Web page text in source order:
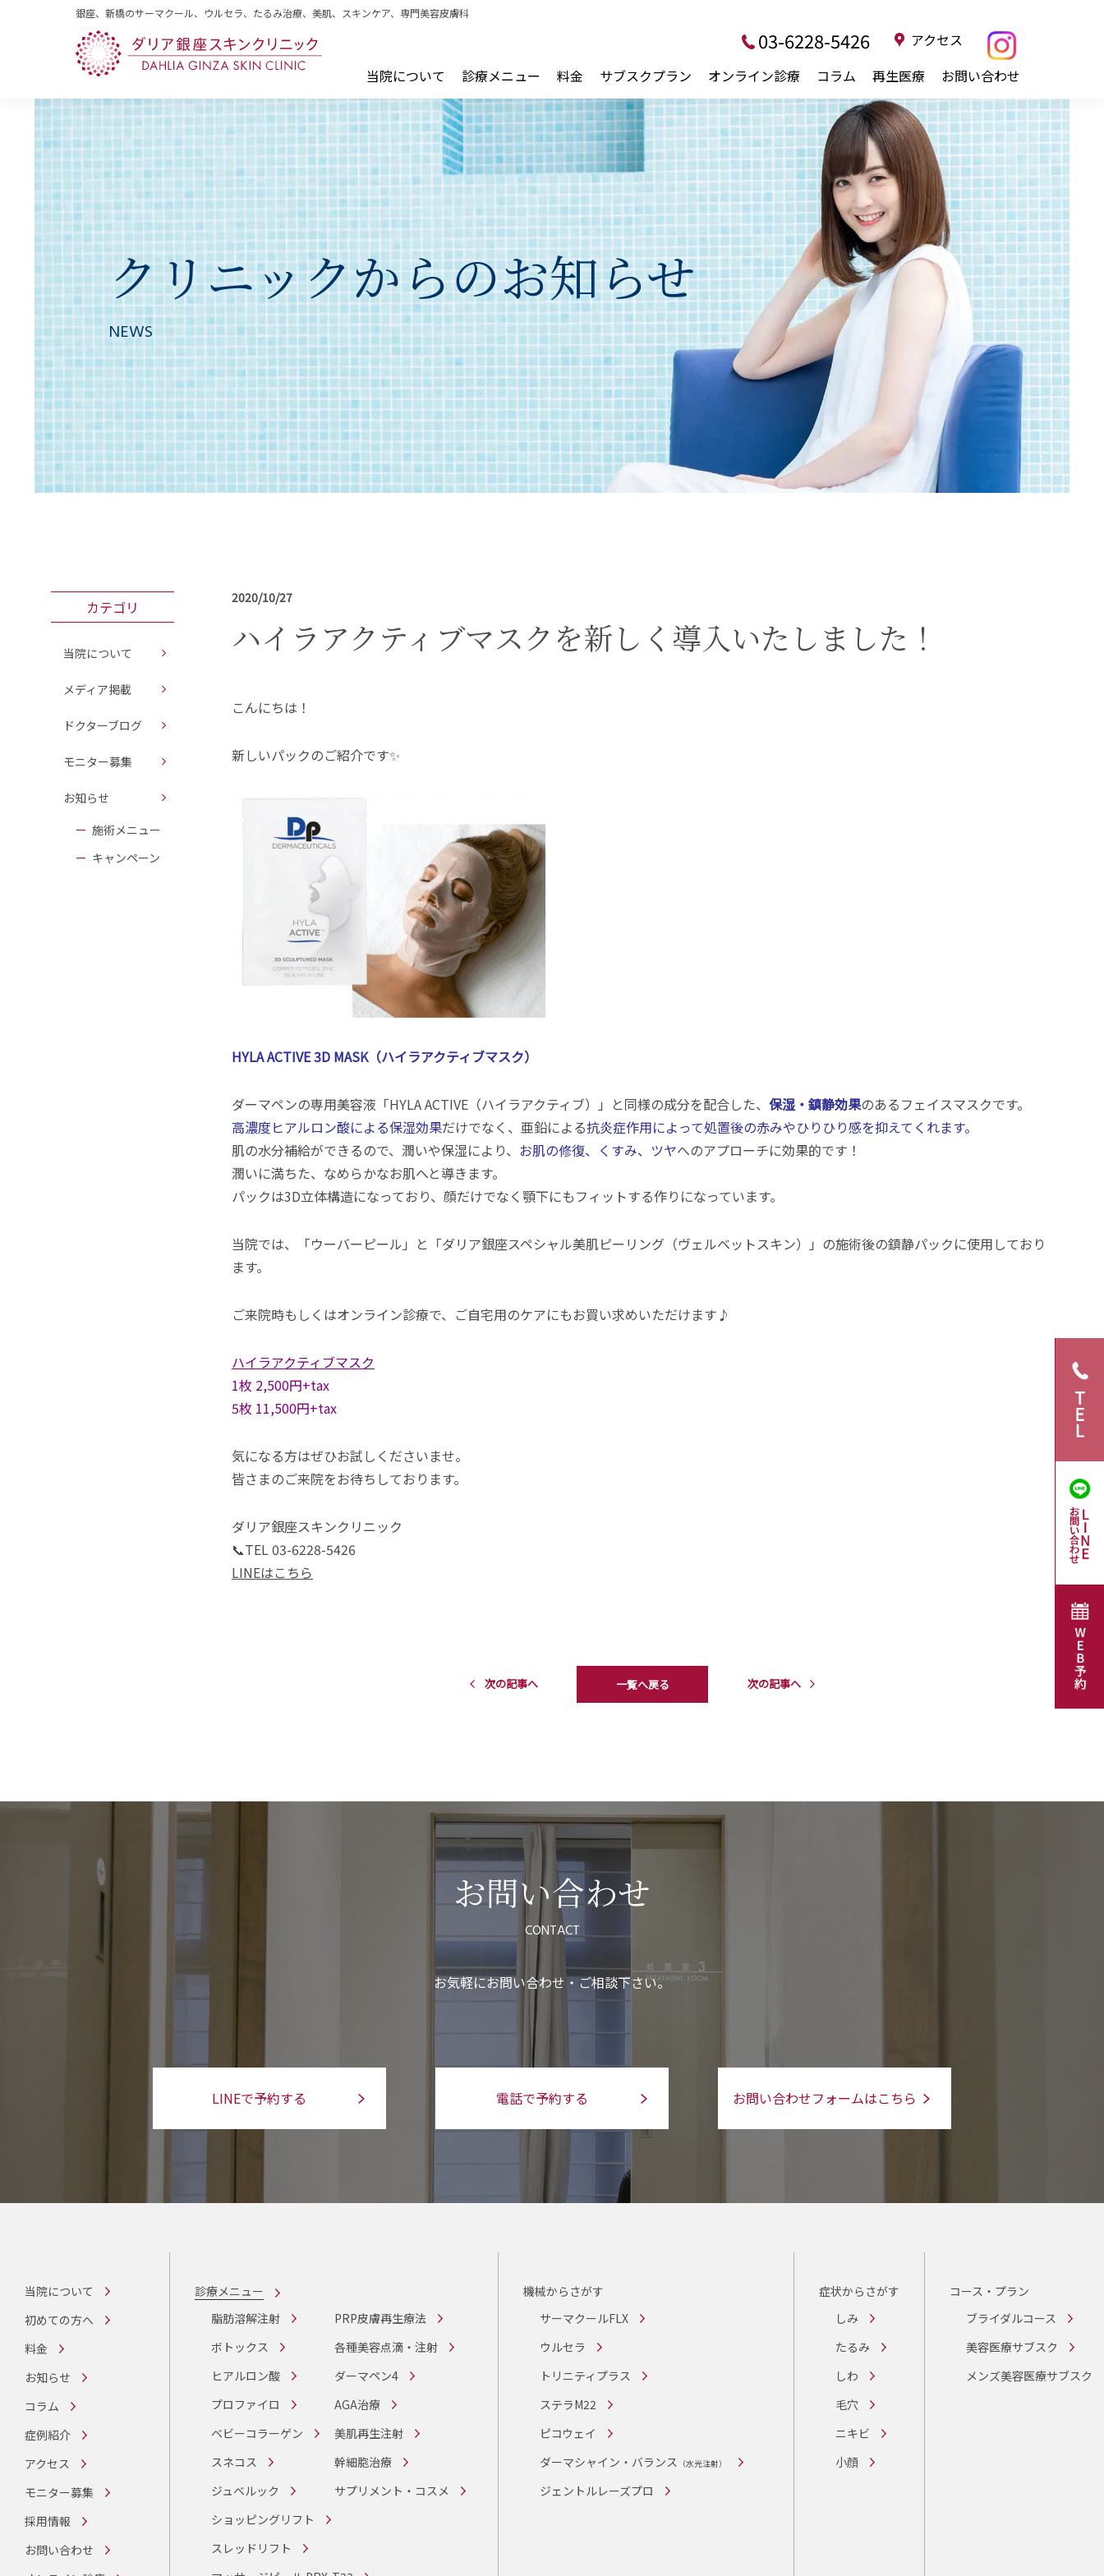
銀座、新橋のサーマクール、ウルセラ、たるみ治療、美肌、スキンケア、専門美容皮膚科
当院について 診療メニュー 料金 サブスクプラン オンライン診療 コラム 再生医療 お問い合わせ
03-6228-5426 アクセス
クリニックからのお知らせ
NEWS
2020/10/27
ハイラアクティブマスクを新しく導入いたしました！
こんにちは！
新しいパックのご紹介です✨
HYLA ACTIVE 3D MASK（ハイラアクティブマスク）
ダーマペンの専用美容液「HYLA ACTIVE（ハイラアクティブ）」と同様の成分を配合した、 保湿・鎮静効果のあるフェイスマスクです。
高濃度ヒアルロン酸による保湿効果だけでなく、亜鉛による抗炎症作用によって処置後の赤みやひりひり感を抑えてくれます。
肌の水分補給ができるので、潤いや保湿により、 お肌の修復、くすみ、ツヤへのアプローチに効果的です！
潤いに満ちた、なめらかなお肌へと導きます。
パックは3D立体構造になっており、顔だけでなく顎下にもフィットする作りになっています。
当院では、「ウーバーピール」と「ダリア銀座スペシャル美肌ピーリング（ヴェルベットスキン）」の施術後の鎮静パックに使用しており
ます。
ご来院時もしくはオンライン診療で、ご自宅用のケアにもお買い求めいただけます♪
ハイラアクティブマスク
1枚 2,500円+tax
5枚 11,500円+tax
気になる方はぜひお試しくださいませ。
皆さまのご来院をお待ちしております。
ダリア銀座スキンクリニック
📞TEL 03-6228-5426
LINEはこちら
次の記事へ 一覧へ戻る 次の記事へ
カテゴリ
当院について
メディア掲載
ドクターブログ
モニター募集
お知らせ
施術メニュー
キャンペーン
お問い合わせ
CONTACT
お気軽にお問い合わせ・ご相談下さい。
LINEで予約する 電話で予約する お問い合わせフォームはこちら
当院について
初めての方へ
料金
お知らせ
コラム
症例紹介
アクセス
モニター募集
採用情報
お問い合わせ
診療メニュー
脂肪溶解注射
ボトックス
ヒアルロン酸
プロファイロ
ベビーコラーゲン
スネコス
ジュベルック
ショッピングリフト
スレッドリフト
PRP皮膚再生療法
各種美容点滴・注射
ダーマペン4
AGA治療
美肌再生注射
幹細胞治療
サプリメント・コスメ
機械からさがす
サーマクールFLX
ウルセラ
トリニティプラス
ステラM22
ピコウェイ
ダーマシャイン・バランス （水光注射）
ジェントルレーズプロ
症状からさがす
しみ
たるみ
しわ
毛穴
ニキビ
小顔
コース・プラン
ブライダルコース
美容医療サブスク
メンズ美容医療サブスク